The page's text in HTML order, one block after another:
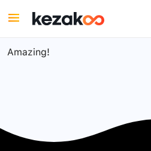
Amazing!